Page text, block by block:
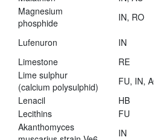
Magnesium
phosphide
IN, RO
Lufenuron IN
Limestone
RE
Lime sulphur
(calcium polysulphid)
FU, IN,
Lenacil
HB
Lecithins
FU
Akanthomyces
IN